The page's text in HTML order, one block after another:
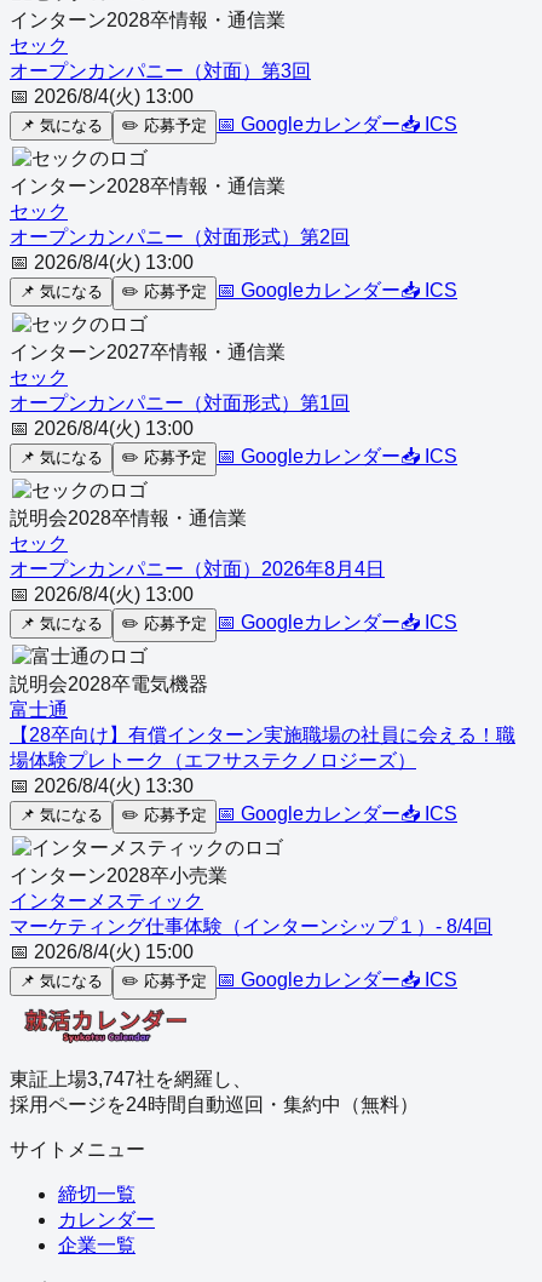
インターン2028卒情報・通信業
セック
オープンカンパニー（対面）第3回
📅 2026/8/4(火) 13:00
📌 気になる ✏️ 応募予定 📅 Googleカレンダー📥 ICS
インターン2028卒情報・通信業
セック
オープンカンパニー（対面形式）第2回
📅 2026/8/4(火) 13:00
📌 気になる ✏️ 応募予定 📅 Googleカレンダー📥 ICS
インターン2027卒情報・通信業
セック
オープンカンパニー（対面形式）第1回
📅 2026/8/4(火) 13:00
📌 気になる ✏️ 応募予定 📅 Googleカレンダー📥 ICS
説明会2028卒情報・通信業
セック
オープンカンパニー（対面）2026年8月4日
📅 2026/8/4(火) 13:00
📌 気になる ✏️ 応募予定 📅 Googleカレンダー📥 ICS
説明会2028卒電気機器
富士通
【28卒向け】有償インターン実施職場の社員に会える！職
場体験プレトーク（エフサステクノロジーズ）
📅 2026/8/4(火) 13:30
📌 気になる ✏️ 応募予定 📅 Googleカレンダー📥 ICS
インターン2028卒小売業
インターメスティック
マーケティング仕事体験（インターンシップ１）- 8/4回
📅 2026/8/4(火) 15:00
📌 気になる ✏️ 応募予定 📅 Googleカレンダー📥 ICS
東証上場3,747社を網羅し、
採用ページを24時間自動巡回・集約中（無料）
サイトメニュー
締切一覧
カレンダー
企業一覧